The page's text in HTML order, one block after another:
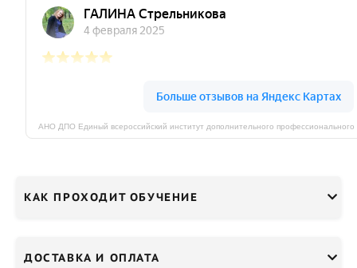
КАК ПРОХОДИТ ОБУЧЕНИЕ
ДОСТАВКА И ОПЛАТА